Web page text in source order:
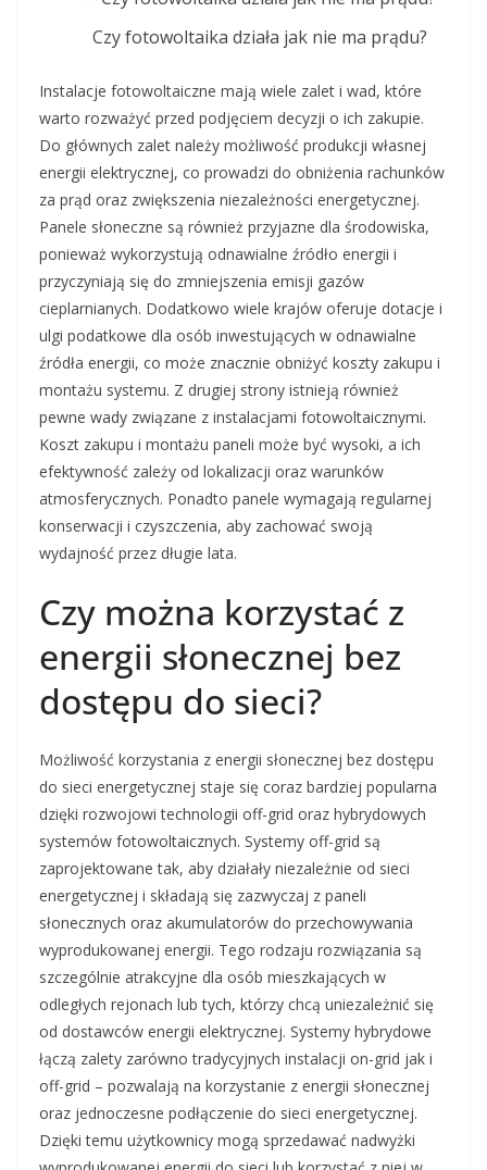
Czy fotowoltaika działa jak nie ma prądu?
Instalacje fotowoltaiczne mają wiele zalet i wad, które
warto rozważyć przed podjęciem decyzji o ich zakupie.
Do głównych zalet należy możliwość produkcji własnej
energii elektrycznej, co prowadzi do obniżenia rachunków
za prąd oraz zwiększenia niezależności energetycznej.
Panele słoneczne są również przyjazne dla środowiska,
ponieważ wykorzystują odnawialne źródło energii i
przyczyniają się do zmniejszenia emisji gazów
cieplarnianych. Dodatkowo wiele krajów oferuje dotacje i
ulgi podatkowe dla osób inwestujących w odnawialne
źródła energii, co może znacznie obniżyć koszty zakupu i
montażu systemu. Z drugiej strony istnieją również
pewne wady związane z instalacjami fotowoltaicznymi.
Koszt zakupu i montażu paneli może być wysoki, a ich
efektywność zależy od lokalizacji oraz warunków
atmosferycznych. Ponadto panele wymagają regularnej
konserwacji i czyszczenia, aby zachować swoją
wydajność przez długie lata.
Czy można korzystać z
energii słonecznej bez
dostępu do sieci?
Możliwość korzystania z energii słonecznej bez dostępu
do sieci energetycznej staje się coraz bardziej popularna
dzięki rozwojowi technologii off-grid oraz hybrydowych
systemów fotowoltaicznych. Systemy off-grid są
zaprojektowane tak, aby działały niezależnie od sieci
energetycznej i składają się zazwyczaj z paneli
słonecznych oraz akumulatorów do przechowywania
wyprodukowanej energii. Tego rodzaju rozwiązania są
szczególnie atrakcyjne dla osób mieszkających w
odległych rejonach lub tych, którzy chcą uniezależnić się
od dostawców energii elektrycznej. Systemy hybrydowe
łączą zalety zarówno tradycyjnych instalacji on-grid jak i
off-grid – pozwalają na korzystanie z energii słonecznej
oraz jednoczesne podłączenie do sieci energetycznej.
Dzięki temu użytkownicy mogą sprzedawać nadwyżki